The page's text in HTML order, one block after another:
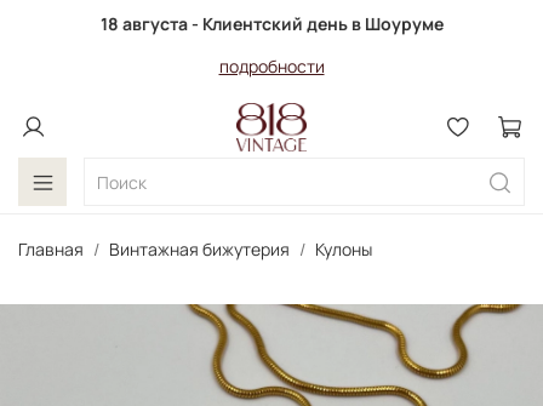
18 августа - Клиентский день в Шоуруме
подробности
Главная Винтажная бижутерия Кулоны